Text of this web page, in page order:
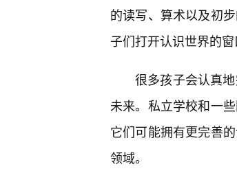
的读写、算术以及初
子们打开认识世界的窗
很多孩子会认真
未来。私立学校和一
它们可能拥有更完善
领域。